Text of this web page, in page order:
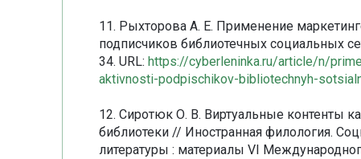
11. Рыхторова А. Е. Применение
подписчиков библиотечных социальных
34. URL: https://cyberleninka.ru/article/n/
aktivnosti-podpischikov-bibliotechnyh-
12. Сиротюк О. В. Виртуальные контенты
библиотеки // Иностранная филология.
литературы : материалы VI